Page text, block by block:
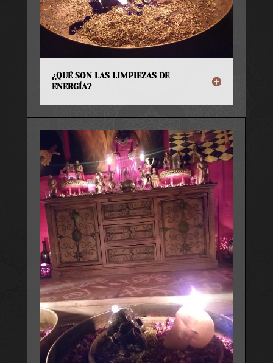
¿QUÉ SON LAS LIMPIEZAS DE
ENERGÍA?